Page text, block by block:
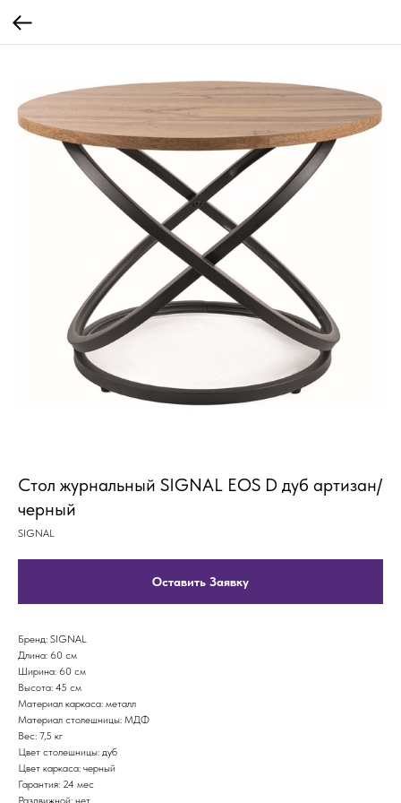
Стол журнальный SIGNAL EOS D дуб артизан/
черный
SIGNAL
Оставить Заявку
Бренд: SIGNAL
Длина: 60 см
Ширина: 60 см
Высота: 45 см
Материал каркаса: металл
Материал столешницы: МДФ
Вес: 7,5 кг
Цвет столешницы: дуб
Цвет каркаса: черный
Гарантия: 24 мес
Раздвижной: нет